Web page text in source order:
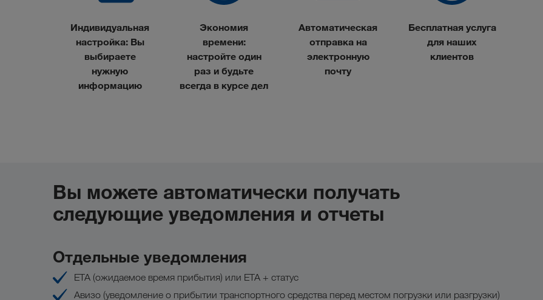
Индивидуальная
настройка:Вы
выбираете
нужную
информацию
Экономия
времени:
настройте один
раз и будьте
всегда в курсе дел
Автоматическая
отправкана
электронную
почту
Бесплатная услуга
для наших
клиентов
Вы можете автоматически получать
следующие уведомления и отчеты
Отдельные уведомления
ETA (ожидаемое время прибытия) или ETA + статус
Авизо (уведомление о прибытии транспортного средства перед местом погрузки или разгрузки)